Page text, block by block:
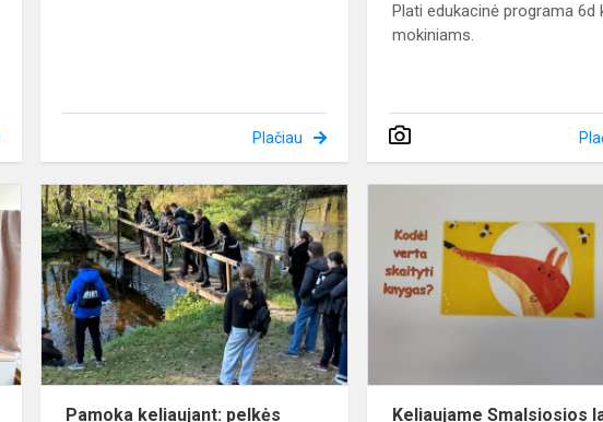
Plačiau
Plati edukacinė programa 6d
mokiniams.
Spektaklis
spintoje
Pamoka
keliaujant:
pelkės
vaidmuo
ekosistemoje
Pamoka keliaujant: pelkės Keliaujame Smalsiosios